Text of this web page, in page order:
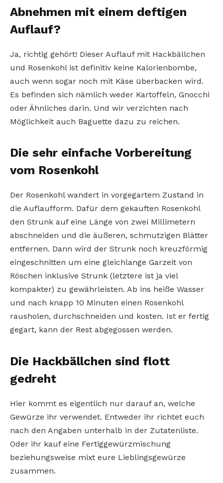
Abnehmen mit einem deftigen
Auflauf?
Ja, richtig gehört! Dieser Auflauf mit Hackbällchen
und Rosenkohl ist definitiv keine Kalorienbombe,
auch wenn sogar noch mit Käse überbacken wird.
Es befinden sich nämlich weder Kartoffeln, Gnocchi
oder Ähnliches darin. Und wir verzichten nach
Möglichkeit auch Baguette dazu zu reichen.
Die sehr einfache Vorbereitung
vom Rosenkohl
Der Rosenkohl wandert in vorgegartem Zustand in
die Auflaufform. Dafür dem gekauften Rosenkohl
den Strunk auf eine Länge von zwei Millimetern
abschneiden und die äußeren, schmutzigen Blätter
entfernen. Dann wird der Strunk noch kreuzförmig
eingeschnitten um eine gleichlange Garzeit von
Röschen inklusive Strunk (letztere ist ja viel
kompakter) zu gewährleisten. Ab ins heiße Wasser
und nach knapp 10 Minuten einen Rosenkohl
rausholen, durchschneiden und kosten. Ist er fertig
gegart, kann der Rest abgegossen werden.
Die Hackbällchen sind flott
gedreht
Hier kommt es eigentlich nur darauf an, welche
Gewürze ihr verwendet. Entweder ihr richtet euch
nach den Angaben unterhalb in der Zutatenliste.
Oder ihr kauf eine Fertiggewürzmischung
beziehungsweise mixt eure Lieblingsgewürze
zusammen.